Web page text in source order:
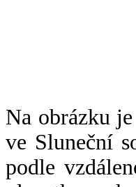
Na obrázku
ve Sluneční
podle